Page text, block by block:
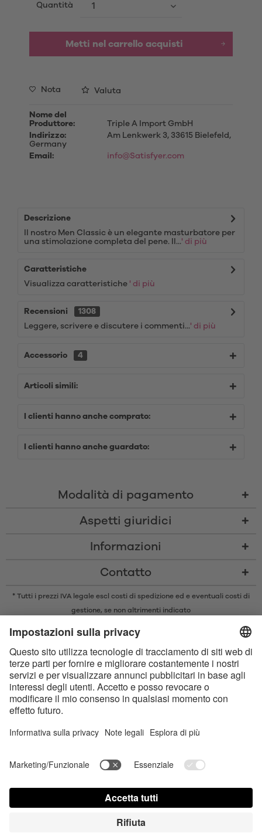
Quantità
Metti nel carrello acquisti
Nota Valuta
Nome del
Produttore:
Triple A Import GmbH
Indirizzo:
Am Lenkwerk 3, 33615 Bielefeld,
Germany
Email:
info@Satisfyer.com
Descrizione
Il nostro Men Classic è un elegante masturbatore per
una stimolazione completa del pene. Il...' di più
Caratteristiche
Visualizza caratteristiche ' di più
Recensioni
1308
Leggere, scrivere e discutere i commenti...' di più
Accessorio 4
Articoli simili:
I clienti hanno anche comprato:
I clienti hanno anche guardato:
Modalità di pagamento
Aspetti giuridici
Informazioni
Contatto
* Tutti i prezzi IVA legale escl costi di spedizione ed e eventuali costi di
gestione, se non altrimenti indicato
Bluetooth SIG, Inc. e qualsiasi utilizzo di tali marchi da parte di Satisfyer
GmbH è concesso in licenza.
Apple, il logo Apple e Apple Watch sono marchi di Apple Inc. Google Play
e il logo Google Play sono marchi di Google LLC.
Dichiarazione sull‘Accessibilità Contact us today
FAQ